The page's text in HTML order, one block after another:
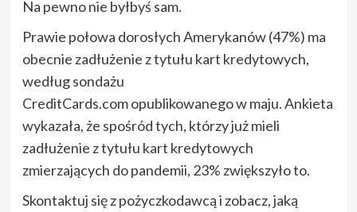
Na pewno nie byłbyś sam.
Prawie połowa dorosłych Amerykanów (47%) ma
obecnie zadłużenie z tytułu kart kredytowych,
według sondażu
CreditCards.com opublikowanego w maju. Ankieta
wykazała, że ​​spośród tych, którzy już mieli
zadłużenie z tytułu kart kredytowych
zmierzających do pandemii, 23% zwiększyło to.
Skontaktuj się z pożyczkodawcą i zobacz, jaką